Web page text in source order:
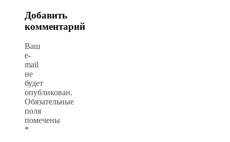
Добавить
комментарий
Ваш
e-
mail
не
будет
опубликован.
Обязательные
поля
помечены
*